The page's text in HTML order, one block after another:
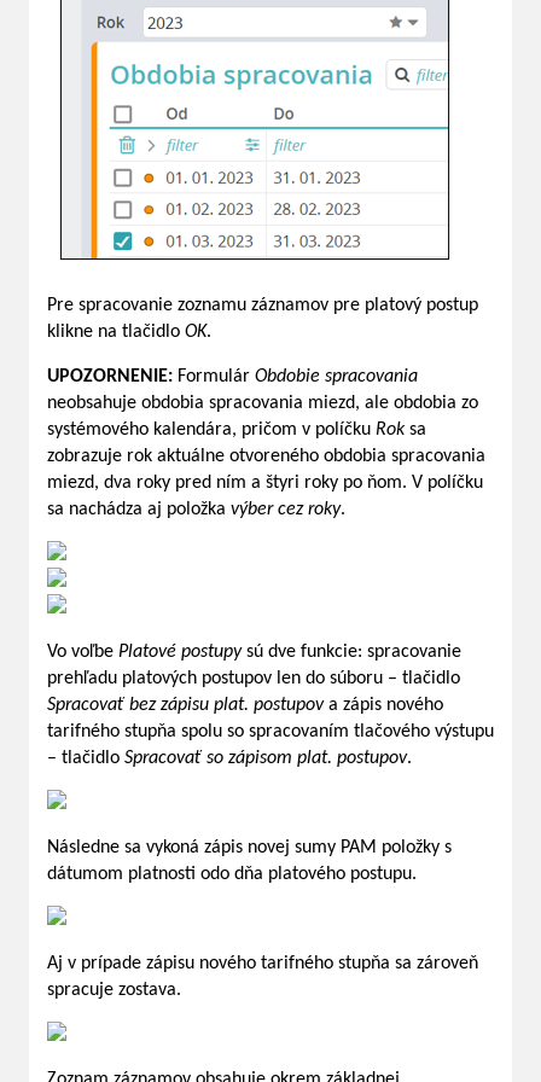
Pre spracovanie zoznamu záznamov pre platový postup
klikne na tlačidlo OK.
UPOZORNENIE: Formulár Obdobie spracovania
neobsahuje obdobia spracovania miezd, ale obdobia zo
systémového kalendára, pričom v políčku Roksa
zobrazuje rok aktuálne otvoreného obdobia spracovania
miezd, dva roky pred ním a štyri roky po ňom. V políčku
sa nachádza aj položka výber cez roky.
Vo voľbe Platové postupysú dve funkcie: spracovanie
prehľadu platových postupov len do súboru – tlačidlo
Spracovať bez zápisu plat. postupova zápis nového
tarifného stupňa spolu so spracovaním tlačového výstupu
– tlačidlo Spracovať so zápisom plat. postupov.
Následne sa vykoná zápis novej sumy PAM položky s
dátumom platnosti odo dňa platového postupu.
Aj v prípade zápisu nového tarifného stupňa sa zároveň
spracuje zostava.